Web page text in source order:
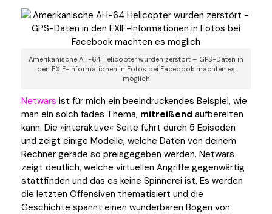
Amerikanische AH-64 Helicopter wurden zerstört – GPS-Daten in
den EXIF-Informationen in Fotos bei Facebook machten es
möglich
Netwars ist für mich ein beeindruckendes Beispiel, wie
man ein solch fades Thema, mitreißend aufbereiten
kann. Die »interaktive« Seite führt durch 5 Episoden
und zeigt einige Modelle, welche Daten von deinem
Rechner gerade so preisgegeben werden. Netwars
zeigt deutlich, welche virtuellen Angriffe gegenwärtig
stattfinden und das es keine Spinnerei ist. Es werden
die letzten Offensiven thematisiert und die
Geschichte spannt einen wunderbaren Bogen von